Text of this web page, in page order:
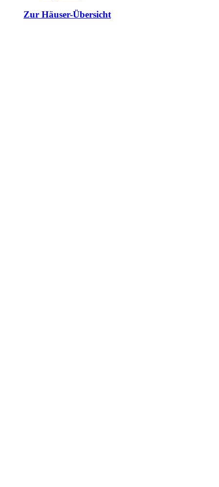
Zur Häuser-Übersicht